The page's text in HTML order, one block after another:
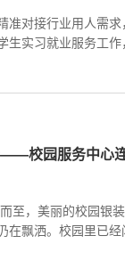
准对接行业用人需
生实习就业服务工作
——校园服务中心
至，美丽的校园银
在飘洒。校园里已经